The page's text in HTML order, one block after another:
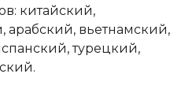
китайский,
арабский, вьетнамский,
турецкий,